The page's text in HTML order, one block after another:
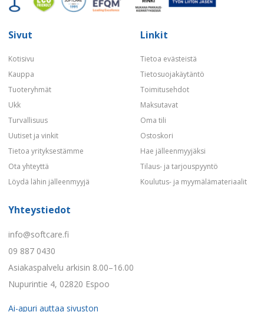
Sivut
Kotisivu
Kauppa
Tuoteryhmät
Ukk
Turvallisuus
Uutiset ja vinkit
Tietoa yrityksestämme
Ota yhteyttä
Löydä lähin jälleenmyyjä
Linkit
Tietoa evästeistä
Tietosuojakäytäntö
Toimitusehdot
Maksutavat
Oma tili
Ostoskori
Hae jälleenmyyjäksi
Tilaus- ja tarjouspyyntö
Koulutus- ja myymälämateriaalit
Yhteystiedot
info@softcare.fi
09 887 0430
Asiakaspalvelu arkisin 8.00–16.00
Nupurintie 4, 02820 Espoo
Ai-apuri auttaa sivuston